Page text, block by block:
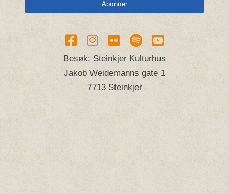
Besøk: Steinkjer Kulturhus
Jakob Weidemanns gate 1
7713 Steinkjer